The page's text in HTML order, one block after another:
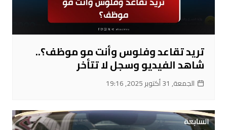
تريد تقاعد وفلوس وأنت مو موظف؟..
شاهد الفيديو وسجل لا تتأخر
الجمعة, 31 أكتوبر 2025, 19:16